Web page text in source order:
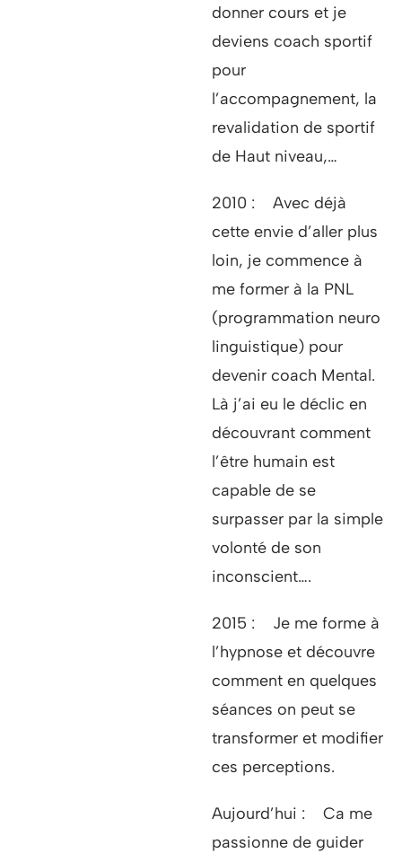
donner cours et je
deviens coach sportif
pour
l’accompagnement, la
revalidation de sportif
de Haut niveau,…
2010 : Avec déjà
cette envie d’aller plus
loin, je commence à
me former à la PNL
(programmation neuro
linguistique) pour
devenir coach Mental.
Là j’ai eu le déclic en
découvrant comment
l’être humain est
capable de se
surpasser par la simple
volonté de son
inconscient….
2015 : Je me forme à
l’hypnose et découvre
comment en quelques
séances on peut se
transformer et modifier
ces perceptions.
Aujourd’hui : Ca me
passionne de guider